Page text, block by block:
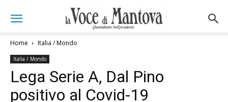
Home Italia / Mondo
Italia / Mondo
Lega Serie A, Dal Pino
positivo al Covid-19